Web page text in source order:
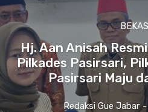
Hj. Aan Anisah
Pilkades Pasirsari,
Pasirsari Maju
Redaksi Gue Jabar -